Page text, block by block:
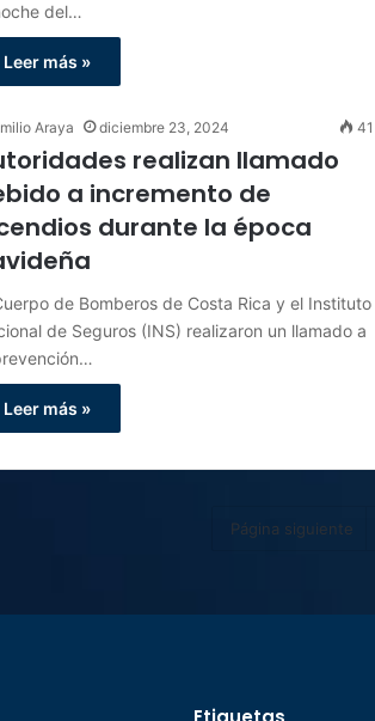
del…
Leer más »
Araya diciembre 23, 2024 41
realizan llamado
a incremento de
durante la época
de Bomberos de Costa Rica y el Instituto
de Seguros (INS) realizaron un llamado a
Leer más »
Página siguiente